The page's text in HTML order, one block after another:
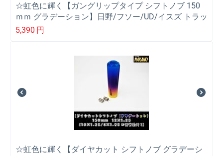
☆虹色に輝く【ガングリップタイプ シフトノブ 150
ｍｍ グラデーション】日野/フソー/UD/イスズ トラッ
ク用シフトノブ
5,390 円
☆虹色に輝く【ダイヤカット シフトノブ グラデーシ